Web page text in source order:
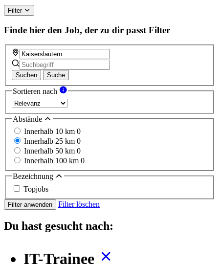
Filter
Finde hier den Job, der zu dir passt Filter
Suchen Suche
Sortieren nach
Abstände
Innerhalb 10 km 0
Innerhalb 25 km 0
Innerhalb 50 km 0
Innerhalb 100 km 0
Bezeichnung
Topjobs
Filter anwenden Filter löschen
Du hast gesucht nach:
IT-Trainee